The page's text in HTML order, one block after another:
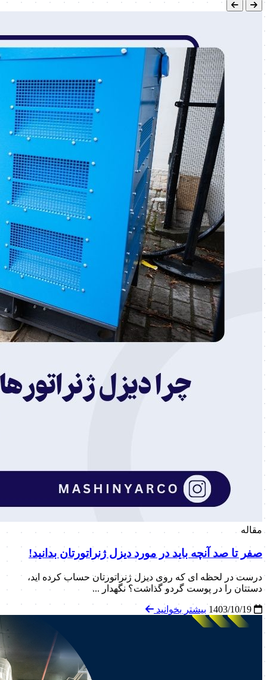
مقاله
صفر تا صد آنچه باید در مورد دیزل ژنراتورتان بدانید!
درست در لحظه ای که روی دیزل ژنراتورتان حساب کرده اید،
دستتان را در پوست گردو گذاشت؟ نگهدار ...
بیشتر بخوانید